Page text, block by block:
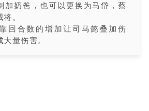
加奶爸， 也可以更换为马岱，蔡
。
回合数的增加让司马懿叠加伤
量伤害。